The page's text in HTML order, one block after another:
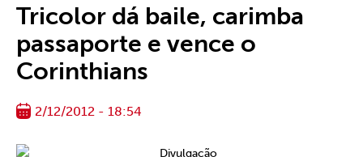
Tricolor dá baile, carimba
passaporte e vence o
Corinthians
2/12/2012 - 18:54